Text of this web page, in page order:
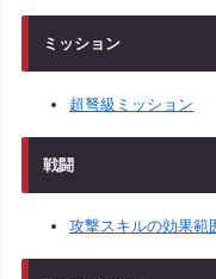
ミッション
超弩級ミッション
戦闘
攻撃スキルの効果範